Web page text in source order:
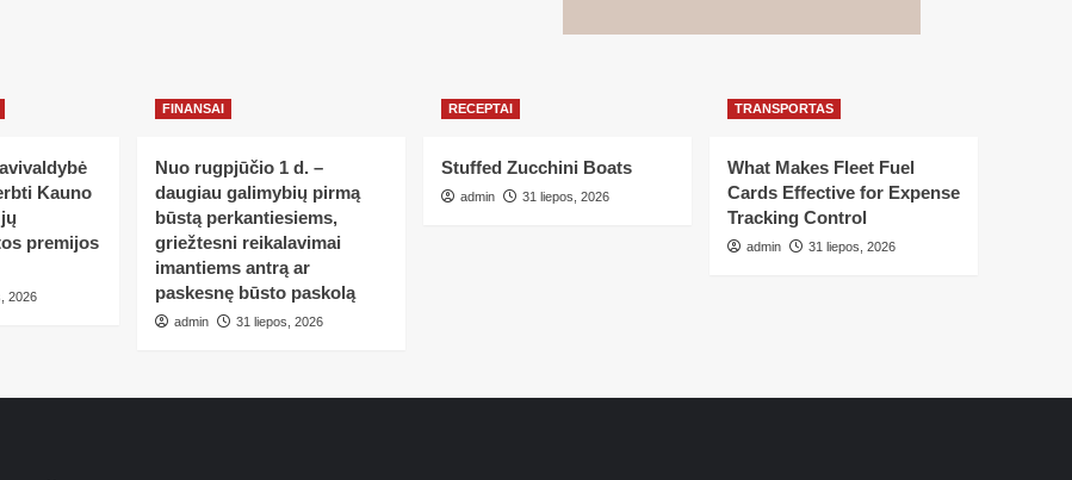
Kauno
premijos
2026
FINANSAI
Nuo rugpjūčio 1 d. –
daugiau galimybių pirmą
būstą perkantiesiems,
griežtesni reikalavimai
imantiems antrą ar
paskesnę būsto paskolą
admin 31 liepos, 2026
RECEPTAI
Stuffed Zucchini Boats
admin 31 liepos, 2026
TRANSPORTAS
What Makes Fleet Fuel
Cards Effective for Expense
Tracking Control
admin 31 liepos, 2026